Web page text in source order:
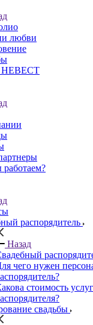
любви
НЕВЕСТ
распорядитель
Назад
чего нужен
стоимость
свадьбы